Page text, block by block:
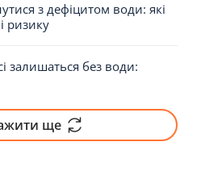
з дефіцитом води: які
ризику
залишаться без води:
ще